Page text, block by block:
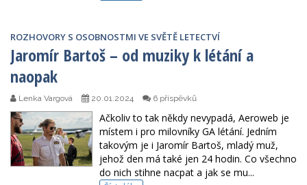
ROZHOVORY S OSOBNOSTMI VE SVĚTĚ LETECTVÍ
Jaromír Bartoš – od muziky k létání a
naopak
Lenka Vargová 20.01.2024 6 příspěvků
Ačkoliv to tak někdy nevypadá, Aeroweb je
místem i pro milovníky GA létání. Jedním
takovým je i Jaromír Bartoš, mladý muž,
jehož den má také jen 24 hodin. Co všechno
do nich stihne nacpat a jak se mu...